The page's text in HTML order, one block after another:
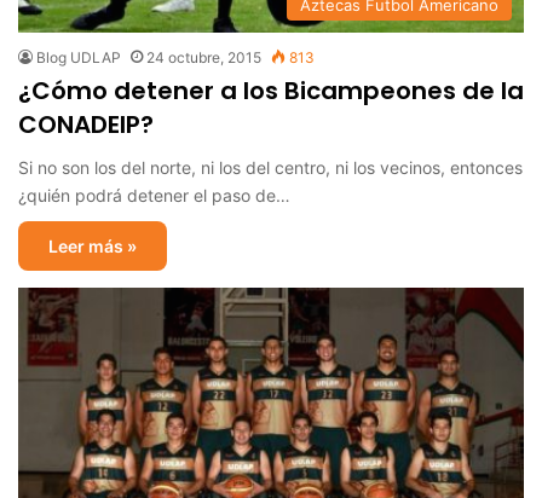
Aztecas Futbol Americano
Blog UDLAP 24 octubre, 2015 813
¿Cómo detener a los Bicampeones de la
CONADEIP?
Si no son los del norte, ni los del centro, ni los vecinos, entonces
¿quién podrá detener el paso de…
Leer más »